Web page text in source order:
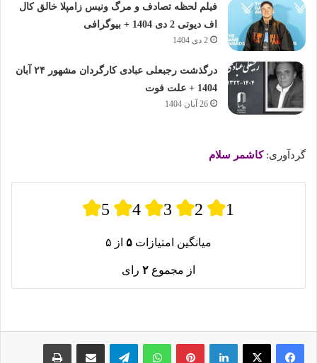
فیلم لحظه تصادف و مرگ ونیس زامپلا خالق کال
اف دیوتی 2 دی 1404 + بیوگرافی
2 دی 1404
درگذشت رجبعلی عبادی کارگردان مشهور ۲۴ آبان
1404 + علت فوت
26 آبان 1404
گردآوری:کاشمر سلام
5 4 3 2 1
میانگین امتیازات ۵ از ۵
از مجموع ۲ رای
لینکدین پینترستواتس آپ تلگرام اشتراک گذاری از طریق ایمیل چاپ